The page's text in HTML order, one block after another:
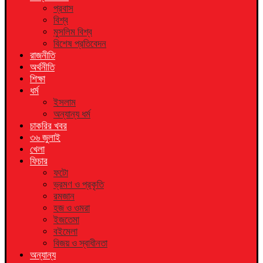
প্রবাস
বিশ্ব
মুসলিম বিশ্ব
বিশেষ প্রতিবেদন
রাজনীতি
অর্থনীতি
শিক্ষা
ধর্ম
ইসলাম
অন্যান্য ধর্ম
চাকরির খবর
৩৬ জুলাই
খেলা
ফিচার
ফটো
ভ্রমণ ও প্রকৃতি
রমজান
হজ ও ওমরা
ইজতেমা
বইমেলা
বিজয় ও স্বাধীনতা
অন্যান্য